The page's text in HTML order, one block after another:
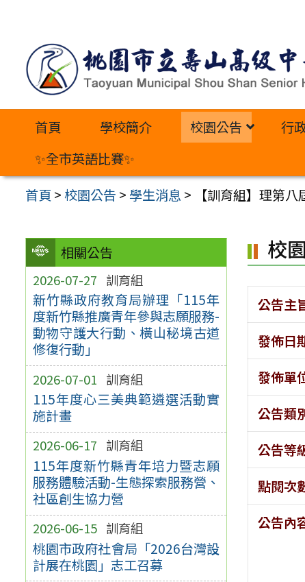
內
首頁 學校簡介 校園公告 行
✨全市英語比賽✨
首頁 >校園公告 > 學生消息 > 【訓育組】理第
相關公告
2026-07-27 訓育組
新竹縣政府教育局辦理「115年
度新竹縣推廣青年參與志願服務-
動物守護大行動、橫山秘境古道
修復行動」
2026-07-01 訓育組
115年度心三美典範遴選活動實
施計畫
2026-06-17 訓育組
115年度新竹縣青年培力暨志願
服務體驗活動-生態探索服務營、
社區創生協力營
2026-06-15 訓育組
桃園市政府社會局「2026台灣設
計展在桃園」志工召募
校
公告主
發佈日
發佈單
公告類
公告等
點閱次
公告內